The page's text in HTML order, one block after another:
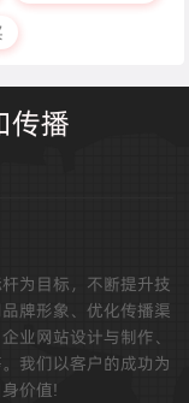
传播
为目标，不断提升技
牌形象、优化传播渠
业网站设计与制作、
我们以客户的成功为
价值!